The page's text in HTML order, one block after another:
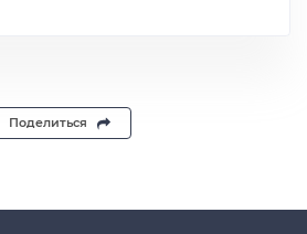
Поделиться